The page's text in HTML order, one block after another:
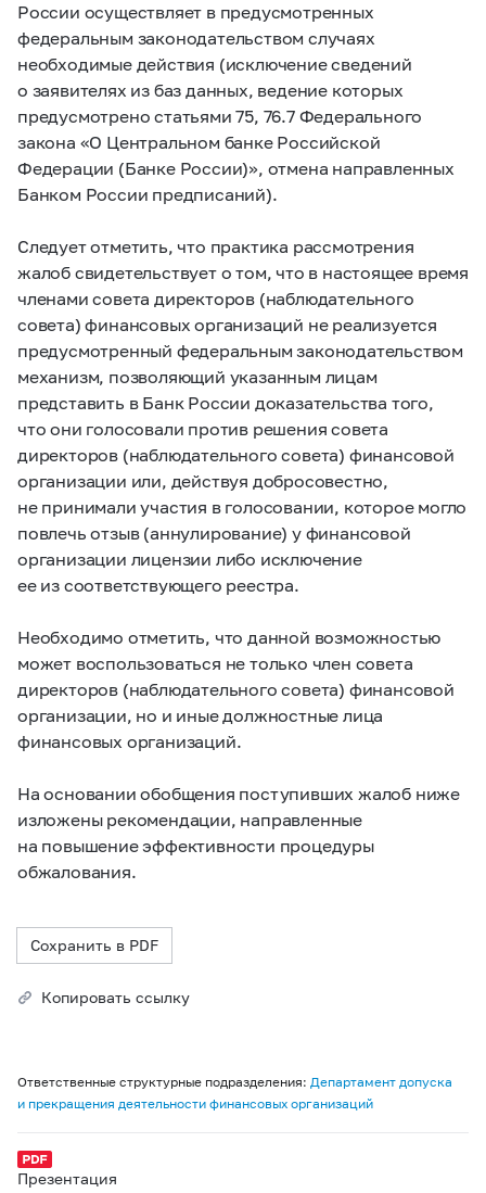
России осуществляет в предусмотренных
федеральным законодательством случаях
необходимые действия (исключение сведений
о заявителях из баз данных, ведение которых
предусмотрено статьями 75, 76.7 Федерального
закона «О Центральном банке Российской
Федерации (Банке России)», отмена направленных
Банком России предписаний).
Следует отметить, что практика рассмотрения
жалоб свидетельствует о том, что в настоящее время
членами совета директоров (наблюдательного
совета) финансовых организаций не реализуется
предусмотренный федеральным законодательством
механизм, позволяющий указанным лицам
представить в Банк России доказательства того,
что они голосовали против решения совета
директоров (наблюдательного совета) финансовой
организации или, действуя добросовестно,
не принимали участия в голосовании, которое могло
повлечь отзыв (аннулирование) у финансовой
организации лицензии либо исключение
ее из соответствующего реестра.
Необходимо отметить, что данной возможностью
может воспользоваться не только член совета
директоров (наблюдательного совета) финансовой
организации, но и иные должностные лица
финансовых организаций.
На основании обобщения поступивших жалоб ниже
изложены рекомендации, направленные
на повышение эффективности процедуры
обжалования.
Сохранить в PDF
Копировать ссылку
Ответственные структурные подразделения: Департамент допуска
и прекращения деятельности финансовых организаций
Презентация